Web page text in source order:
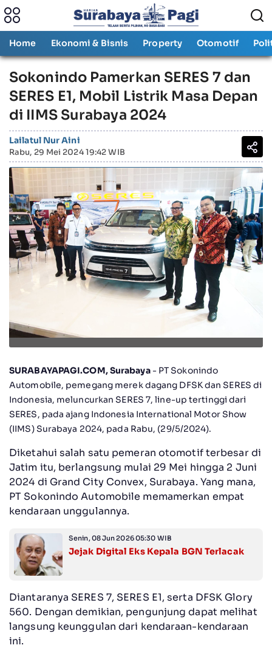
Home Ekonomi & Bisnis Property Otomotif
Sokonindo Pamerkan SERES 7 dan
SERES E1, Mobil Listrik Masa Depan
di IIMS Surabaya 2024
Lailatul Nur Aini
Rabu, 29 Mei 2024 19:42 WIB
SURABAYAPAGI.COM, Surabaya- PT Sokonindo
Automobile, pemegang merek dagang DFSK dan SERES di
Indonesia, meluncurkan SERES 7, line-up tertinggi dari
SERES, pada ajang Indonesia International Motor Show
(IIMS) Surabaya 2024, pada Rabu, (29/5/2024).
Diketahui salah satu pemeran otomotif terbesar di
Jatim itu, berlangsung mulai 29 Mei hingga 2 Juni
2024 di Grand City Convex, Surabaya. Yang mana,
PT Sokonindo Automobile memamerkan empat
kendaraan unggulannya.
Senin, 08 Jun 2026 05:30 WIB
Jejak Digital Eks Kepala BGN Terlacak
Diantaranya SERES 7, SERES E1, serta DFSK Glory
560. Dengan demikian, pengunjung dapat melihat
langsung keunggulan dari kendaraan-kendaraan
ini.